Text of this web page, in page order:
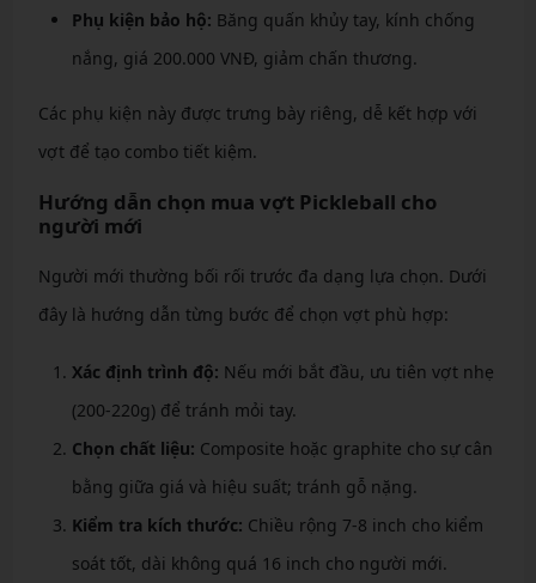
Phụ kiện bảo hộ: Băng quấn khủy tay, kính chống
nắng, giá 200.000 VNĐ, giảm chấn thương.
Các phụ kiện này được trưng bày riêng, dễ kết hợp với
vợt để tạo combo tiết kiệm.
Hướng dẫn chọn mua vợt Pickleball cho
người mới
Người mới thường bối rối trước đa dạng lựa chọn. Dưới
đây là hướng dẫn từng bước để chọn vợt phù hợp:
Xác định trình độ: Nếu mới bắt đầu, ưu tiên vợt nhẹ
(200-220g) để tránh mỏi tay.
Chọn chất liệu: Composite hoặc graphite cho sự cân
bằng giữa giá và hiệu suất; tránh gỗ nặng.
Kiểm tra kích thước: Chiều rộng 7-8 inch cho kiểm
soát tốt, dài không quá 16 inch cho người mới.